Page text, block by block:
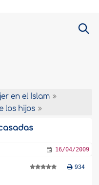
en el Islam
los hijos
16/04/2009
934